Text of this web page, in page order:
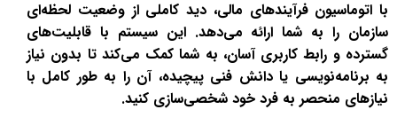
با اتوماسیون فرآیندهای مالی، دید کاملی از وضعیت لحظه‌ای
سازمان را به شما ارائه می‌دهد. این سیستم با قابلیت‌های
گسترده و رابط کاربری آسان، به شما کمک می‌کند تا بدون نیاز
به برنامه‌نویسی یا دانش فنی پیچیده، آن را به طور کامل با
نیازهای منحصر به فرد خود شخصی‌سازی کنید.